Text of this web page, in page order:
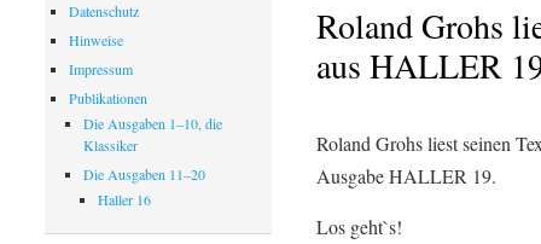
Roland Grohs
aus HALLER
Roland Grohs liest seinen
Ausgabe HALLER 19.
Los geht`s!
Datenschutz
Hinweise
Impressum
Publikationen
Die Ausgaben 1–10, die
Klassiker
Die Ausgaben 11–20
Haller 16